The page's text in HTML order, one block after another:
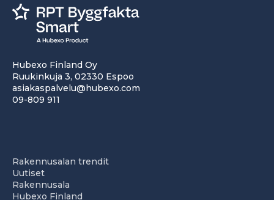
Hubexo Finland Oy
Ruukinkuja 3, 02330 Espoo
asiakaspalvelu@hubexo.com
09-809 911
Rakennusalan trendit
Uutiset
Rakennusala
Hubexo Finland